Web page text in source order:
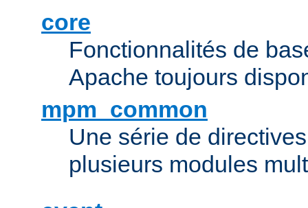
core
Fonctionnalités de
Apache toujours
mpm_common
Une série de
plusieurs modules